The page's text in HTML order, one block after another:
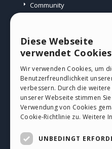
Community
PROFIL
Meine Beiträge
Meine Lizenz
Download
Webhosting
Diese Webseite
verwendet
Wir verwenden Cookies, um
Benutzerfreundlichkeit
verbessern. Durch die
unserer Webseite stimmen
Verwendung von Cookies
Cookie-Richtlinie zu. Weitere
UNBEDINGT